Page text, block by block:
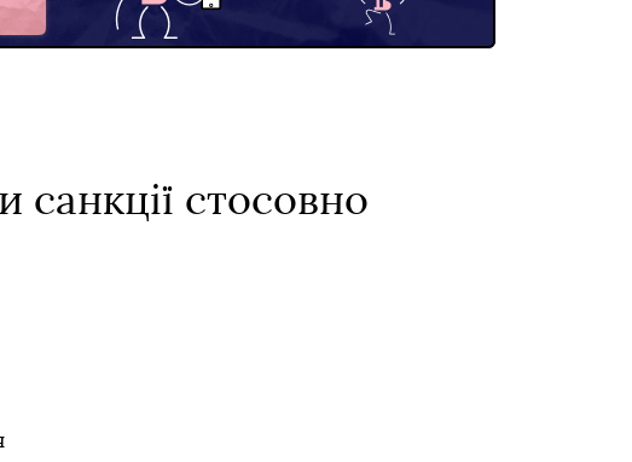
стосовно